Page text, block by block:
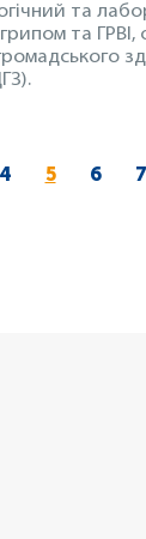
та
та ГРВІ,
Page
4
Поточна
5 Page
6 7